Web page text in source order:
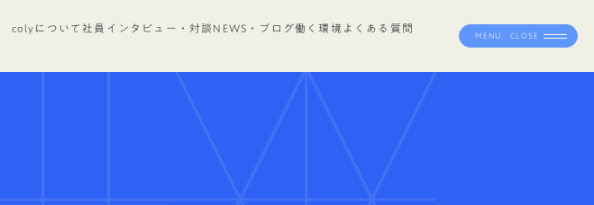
colyについて社員インタビュー・対談 NEWS・ブログ働く環境 よくある質問
MENU CLOSE